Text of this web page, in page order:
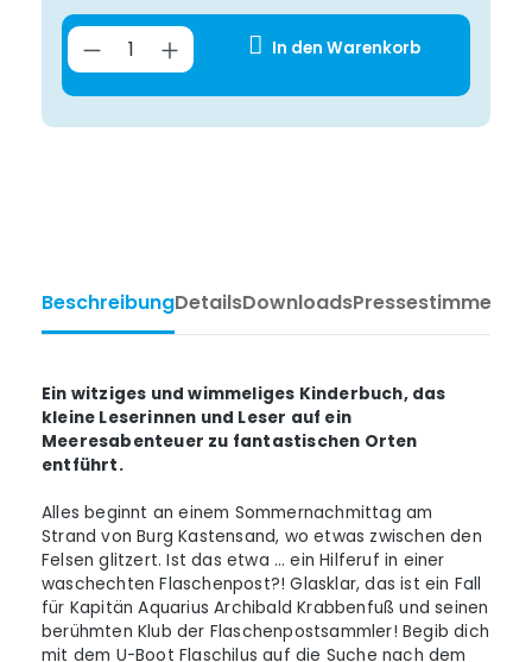
Product Quantity: Enter the
In den Warenkorb
BeschreibungDetailsDownloadsPressestimmen
Ein witziges und wimmeliges Kinderbuch, das
kleine Leserinnen und Leser auf ein
Meeresabenteuer zu fantastischen Orten
entführt.
Alles beginnt an einem Sommernachmittag am
Strand von Burg Kastensand, wo etwas zwischen den
Felsen glitzert. Ist das etwa … ein Hilferuf in einer
waschechten Flaschenpost?! Glasklar, das ist ein Fall
für Kapitän Aquarius Archibald Krabbenfuß und seinen
berühmten Klub der Flaschenpostsammler! Begib dich
mit dem U-Boot Flaschilus auf die Suche nach dem